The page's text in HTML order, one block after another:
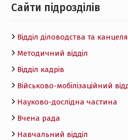
Cайти підрозділів
Відділ діловодства та
Методичний відділ
Відділ кадрів
Військово-мобілізаційний
Науково-дослідна частина
Вчена рада
Навчальний відділ